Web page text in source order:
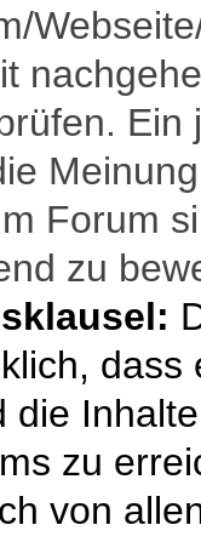
Forum
zu
die
zu
von